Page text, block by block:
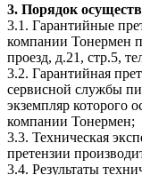
3. Порядок
3.1. Гарантийные
компании Тонермен
проезд, д.21, стр.5,
3.2. Гарантийная
сервисной службы
экземпляр которого
компании Тонермен;
3.3. Техническая
претензии
3.4. Результаты